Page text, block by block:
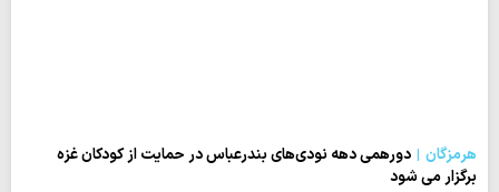
هرمزگان
دورهمی دهه نودی‌های بندرعباس در حمایت از کودکان غزه
برگزار می شود